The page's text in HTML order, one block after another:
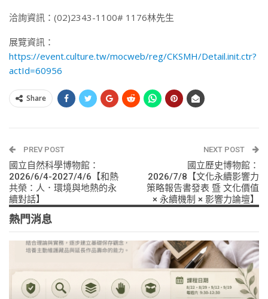
洽詢資訊：(02)2343-1100# 1176林先生
展覽資訊：
https://event.culture.tw/mocweb/reg/CKSMH/Detail.init.ctr?
actId=60956
Share
PREV POST
國立自然科學博物館：
2026/6/4-2027/4/6【和熱
共榮：人．環境與地熱的永
續對話】
NEXT POST
國立歷史博物館：
2026/7/8【文化永續影響力
策略報告書發表 暨 文化價值
× 永續機制 × 影響力論壇】
熱門消息